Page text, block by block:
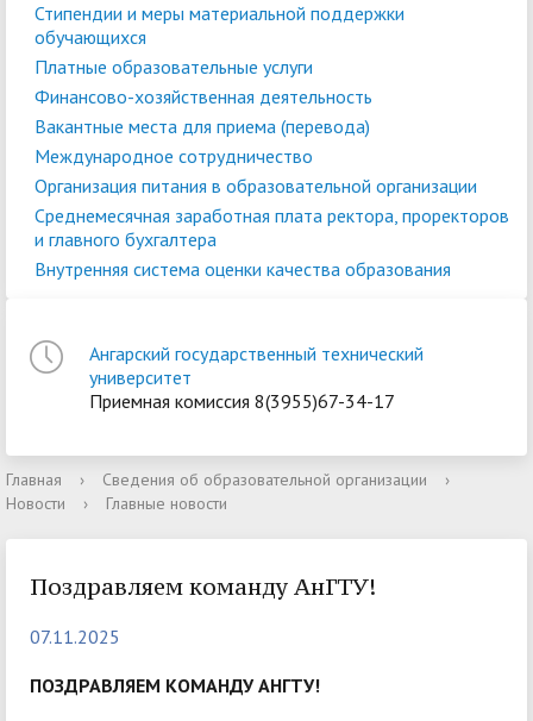
Стипендии и меры материальной поддержки
обучающихся
Платные образовательные услуги
Финансово-хозяйственная деятельность
Вакантные места для приема (перевода)
Международное сотрудничество
Организация питания в образовательной организации
Среднемесячная заработная плата ректора, проректоров
и главного бухгалтера
Внутренняя система оценки качества образования
Ангарский государственный технический
университет
Приемная комиссия 8(3955)67-34-17
Главная › Сведения об образовательной организации
›
Новости
› Главные новости
Поздравляем команду АнГТУ!
07.11.2025
ПОЗДРАВЛЯЕМ КОМАНДУ АНГТУ!